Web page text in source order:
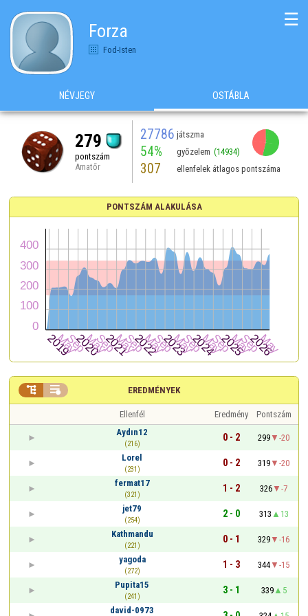
Forza
Fod-Isten
☰
NÉVJEGY OSTÁBLA
279
pontszám
Amatőr
27786 játszma
54% győzelem (14934)
307 ellenfelek átlagos pontszáma
PONTSZÁM ALAKULÁSA
EREDMÉNYEK
 
Ellenfél Eredmény
Pontszám
Aydın12
(216)
0 - 2 299
-20
Lorel
(231)
0 - 2 319
-20
fermat17
(321)
1 - 2 326
-7
jet79
(254)
2 - 0 313
13
Kathmandu
(221)
0 - 1 329
-16
yagoda
(272)
1 - 3 344
-15
Pupita15
(241)
3 - 1 339
5
david-0973